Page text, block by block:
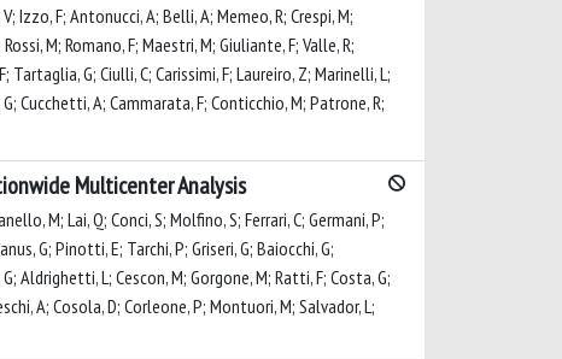
Izzo, F; Antonucci, A; Belli, A; Memeo, R; Crespi, M;
M; Romano, F; Maestri, M; Giuliante, F; Valle, R;
G; Ciulli, C; Carissimi, F; Laureiro, Z; Marinelli, L;
Cucchetti, A; Cammarata, F; Conticchio, M; Patrone, R;
Multicenter Analysis
M; Lai, Q; Conci, S; Molfino, S; Ferrari, C; Germani, P;
G; Pinotti, E; Tarchi, P; Griseri, G; Baiocchi, G;
Aldrighetti, L; Cescon, M; Gorgone, M; Ratti, F; Costa, G;
A; Cosola, D; Corleone, P; Montuori, M; Salvador, L;